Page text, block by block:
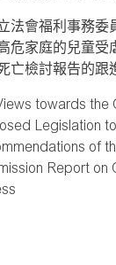
法會福利事務委
危家庭的兒童受
亡檢討報告的跟
towards the
Legislation
of
Report on